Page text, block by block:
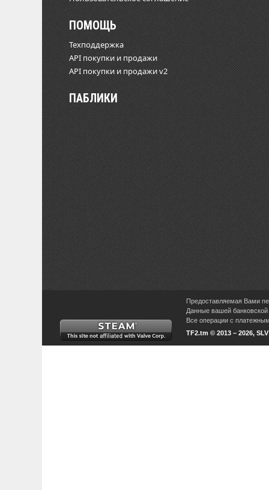
ПОМОЩЬ
Техподдержка
API покупки и продажи
API покупки и продажи v2
ПАБЛИКИ
Предоставляемая Вами
Данные вашей
Все операции с
TF2.tm © 2013 – 2026,